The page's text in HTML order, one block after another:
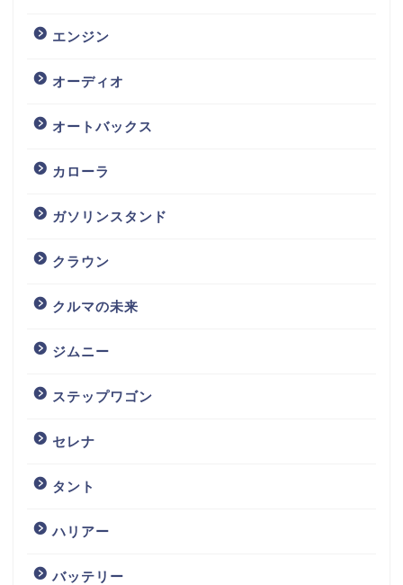
エンジン
オーディオ
オートバックス
カローラ
ガソリンスタンド
クラウン
クルマの未来
ジムニー
ステップワゴン
セレナ
タント
ハリアー
バッテリー